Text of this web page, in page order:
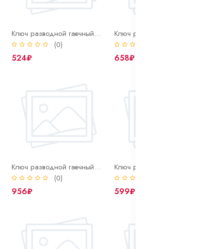
Ключ разводной гаечный КР-24
(0)
524₽ 658₽
Ключ разводной гаечный КР-36
(0)
956₽ 599₽